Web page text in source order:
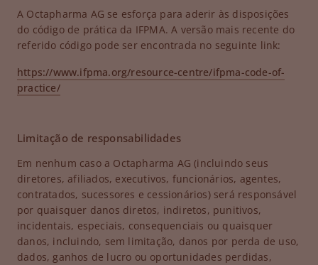
A Octapharma AG se esforça para aderir às disposições
do código de prática da IFPMA. A versão mais recente do
referido código pode ser encontrada no seguinte link:
https://www.ifpma.org/resource-centre/ifpma-code-of-
practice/
Limitação de responsabilidades
Em nenhum caso a Octapharma AG (incluindo seus
diretores, afiliados, executivos, funcionários, agentes,
contratados, sucessores e cessionários) será responsável
por quaisquer danos diretos, indiretos, punitivos,
incidentais, especiais, consequenciais ou quaisquer
danos, incluindo, sem limitação, danos por perda de uso,
dados, ganhos de lucro ou oportunidades perdidas,